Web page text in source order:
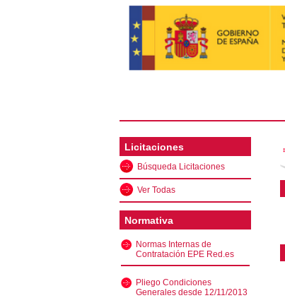
Licitaciones
Búsqueda Licitaciones
Ver Todas
Normativa
Normas Internas de
Contratación EPE Red.es
Pliego Condiciones
Generales desde 12/11/2013